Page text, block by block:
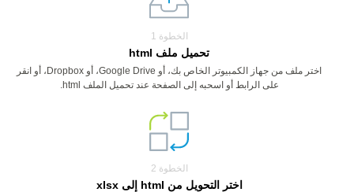
الخطوة 1
تحميل ملف html
اختر ملف من جهاز الكمبيوتر الخاص بك، أو Google Drive، أو Dropbox، أو انقر
على الرابط أو اسحبه إلى الصفحة عند تحميل الملف html.
الخطوة 2
اختر التحويل من html إلى xlsx